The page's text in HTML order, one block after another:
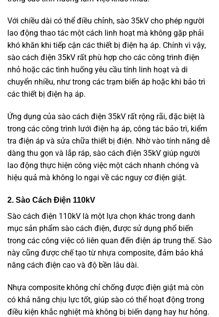
Với chiều dài có thể điều chỉnh, sào 35kV cho phép người
lao động thao tác một cách linh hoạt mà không gặp phải
khó khăn khi tiếp cận các thiết bị điện hạ áp. Chính vì vậy,
sào cách điện 35kV rất phù hợp cho các công trình điện
nhỏ hoặc các tình huống yêu cầu tính linh hoạt và di
chuyển nhiều, như trong các trạm biến áp hoặc khi bảo trì
các thiết bị điện hạ áp.
Ứng dụng của sào cách điện 35kV rất rộng rãi, đặc biệt là
trong các công trình lưới điện hạ áp, công tác bảo trì, kiểm
tra điện áp và sửa chữa thiết bị điện. Nhờ vào tính năng dễ
dàng thu gọn và lắp ráp, sào cách điện 35kV giúp người
lao động thực hiện công việc một cách nhanh chóng và
hiệu quả mà không lo ngại về các nguy cơ điện giật.
2. Sào Cách Điện 110kV
Sào cách điện 110kV là một lựa chọn khác trong danh
mục sản phẩm sào cách điện, được sử dụng phổ biến
trong các công việc có liên quan đến điện áp trung thế. Sào
này cũng được chế tạo từ nhựa composite, đảm bảo khả
năng cách điện cao và độ bền lâu dài.
Nhựa composite không chỉ chống được điện giật mà còn
có khả năng chịu lực tốt, giúp sào có thể hoạt động trong
điều kiện khắc nghiệt mà không bị biến dạng hay hư hỏng.